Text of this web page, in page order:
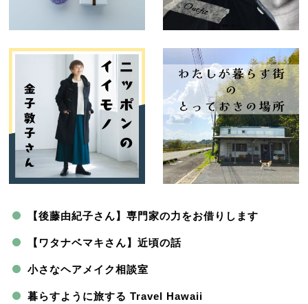
【後藤由紀子さん】専門家の力をお借りします
【ワタナベマキさん】近頃の話
小さなヘアメイク相談室
暮らすように旅する Travel Hawaii